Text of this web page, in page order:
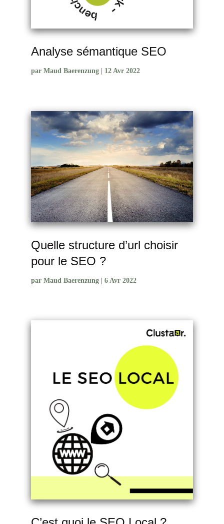
Analyse sémantique SEO
parMaud Baerenzung 12 Avr 2022
Quelle structure d’url choisir
pour le SEO ?
parMaud Baerenzung |6 Avr 2022